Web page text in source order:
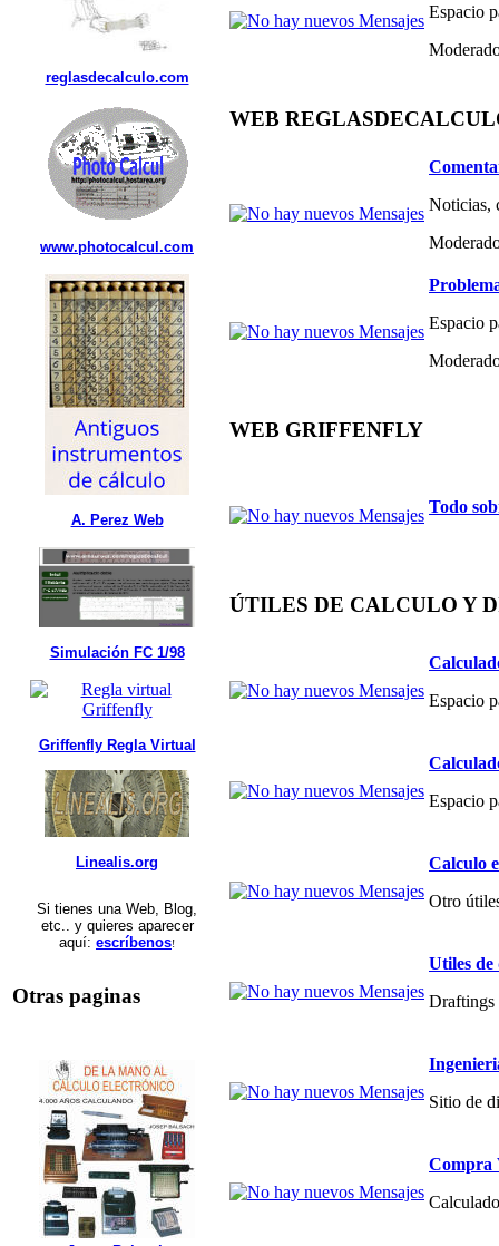
reglasdecalculo.com
www.photocalcul.com
A. Perez Web
Simulación FC 1/98
Griffenfly Regla Virtual
Linealis.org
Si tienes una Web, Blog,
etc.. y quieres aparecer
aquí: escríbenos!
Otras paginas
Espacio
WEB
Noticias,
Espacio
WEB GRIFFENFLY
Todo
ÚTILES DE CALCULO Y
Espacio
Espacio
Calculo
Otro
Utiles de
Draftings
Sitio de
Compra